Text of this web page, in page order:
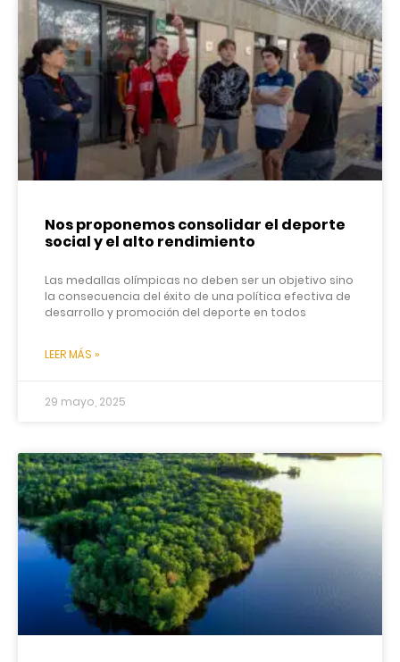
Nos proponemos consolidar el deporte
social y el alto rendimiento
Las medallas olímpicas no deben ser un objetivo sino
la consecuencia del éxito de una política efectiva de
desarrollo y promoción del deporte en todos
LEER MÁS »
29 mayo, 2025